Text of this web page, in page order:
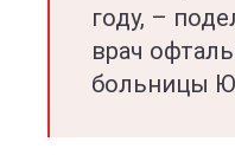
году, –
врач
больницы